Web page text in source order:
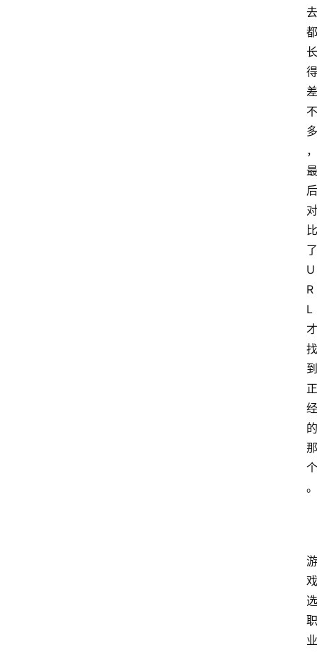
去
都
长
得
差
不
多
，
最
后
对
比
了
U
R
L
才
找
到
正
经
的
那
个
。
游
戏
选
职
业